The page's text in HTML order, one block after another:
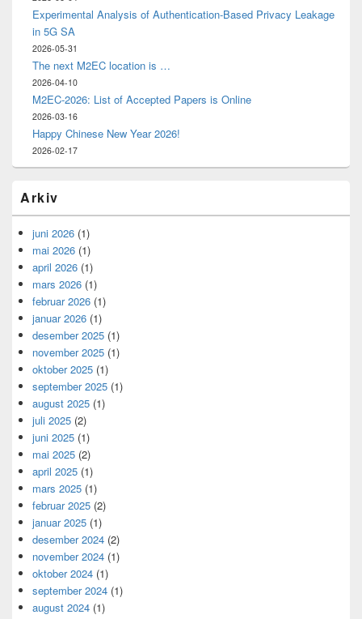
Experimental Analysis of Authentication-Based Privacy Leakage
in 5G SA
2026-05-31
The next M2EC location is …
2026-04-10
M2EC-2026: List of Accepted Papers is Online
2026-03-16
Happy Chinese New Year 2026!
2026-02-17
Arkiv
juni 2026 (1)
mai 2026 (1)
april 2026 (1)
mars 2026 (1)
februar 2026 (1)
januar 2026 (1)
desember 2025 (1)
november 2025 (1)
oktober 2025 (1)
september 2025 (1)
august 2025 (1)
juli 2025 (2)
juni 2025 (1)
mai 2025 (2)
april 2025 (1)
mars 2025 (1)
februar 2025 (2)
januar 2025 (1)
desember 2024 (2)
november 2024 (1)
oktober 2024 (1)
september 2024 (1)
august 2024 (1)